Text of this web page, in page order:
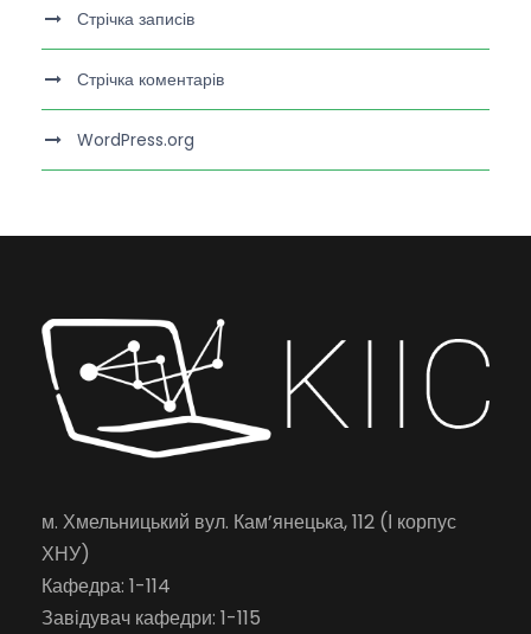
Стрічка записів
Стрічка коментарів
WordPress.org
м. Хмельницький вул. Кам’янецька, 112 (І корпус
ХНУ)
Кафедра: 1-114
Завідувач кафедри: 1-115